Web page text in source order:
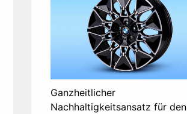
Ganzheitlicher
Nachhaltigkeitsansatz für den